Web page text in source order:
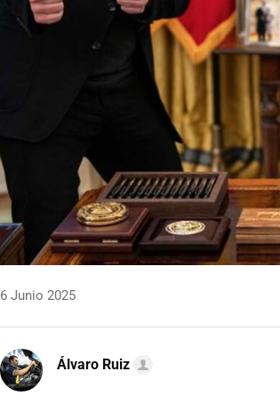
6 Junio 2025
Álvaro Ruiz